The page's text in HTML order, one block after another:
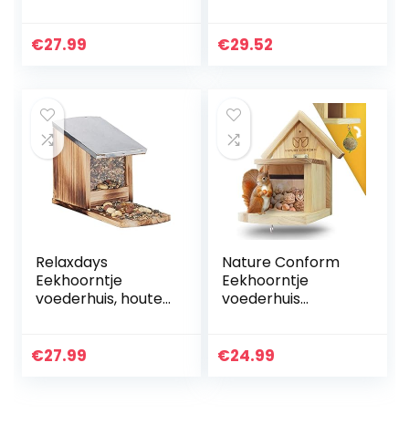
metalen dak,
€27.99
voedselopslagger
€29.52
Relaxdays
Eekhoorntje
voederhuis, houten
metalen dak,
€27.99
Nature Conform
Eekhoorntje
voederhuis
[verbeterde
€24.99